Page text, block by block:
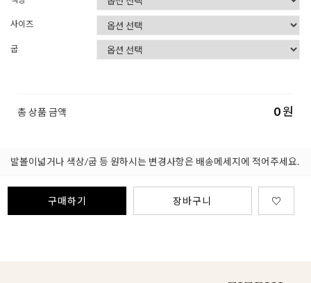
사이즈
굽
총 상품 금액 0원
발볼이넓거나 색상/굽 등 원하시는 변경사항은 배송메세지에 적어주세요.
구매하기 장바구니 ♡